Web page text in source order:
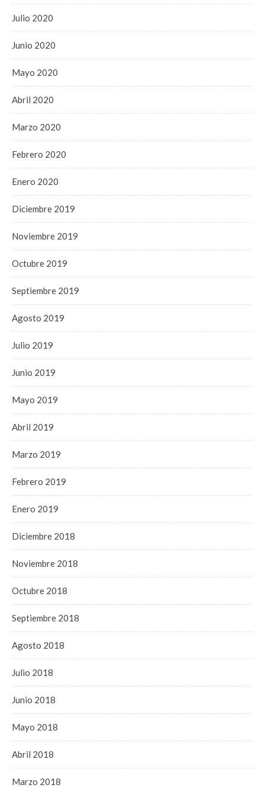
Julio 2020
Junio 2020
Mayo 2020
Abril 2020
Marzo 2020
Febrero 2020
Enero 2020
Diciembre 2019
Noviembre 2019
Octubre 2019
Septiembre 2019
Agosto 2019
Julio 2019
Junio 2019
Mayo 2019
Abril 2019
Marzo 2019
Febrero 2019
Enero 2019
Diciembre 2018
Noviembre 2018
Octubre 2018
Septiembre 2018
Agosto 2018
Julio 2018
Junio 2018
Mayo 2018
Abril 2018
Marzo 2018